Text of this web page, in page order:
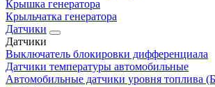
Крышка генератора
Крыльчатка генератора
Датчики
Датчики
Выключатель блокировки дифференциала
Датчики температуры автомобильные
Автомобильные датчики уровня топлива